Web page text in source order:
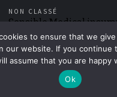
NON CLASSÉ
Sensible Medical
Preparations
Valentina Aucun
Mandating this type of
and fitness benefits
to ensure that we
our website. If you continue
assume that you are happy
Ok